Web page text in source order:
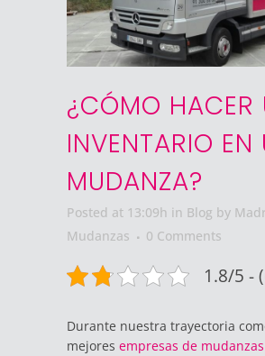
¿CÓMO HACER
INVENTARIO EN
MUDANZA?
Posted at 13:09h in Blog by
Mudanzas
0 Comments
1.8/5 -
Durante nuestra trayectoria
mejores empresas de